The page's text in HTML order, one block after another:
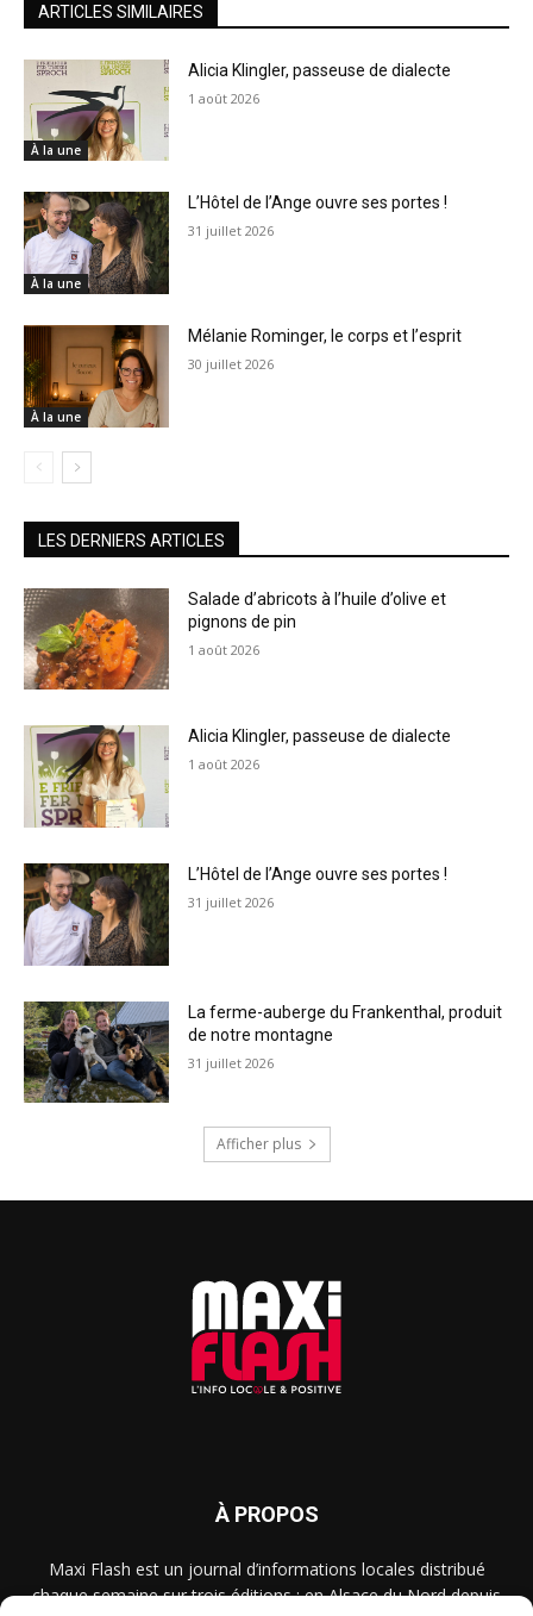
ARTICLES SIMILAIRES
À la une
Alicia Klingler, passeuse de dialecte
1 août 2026
À la une
L’Hôtel de l’Ange ouvre ses portes !
31 juillet 2026
À la une
Mélanie Rominger, le corps et l’esprit
30 juillet 2026
LES DERNIERS ARTICLES
Salade d’abricots à l’huile d’olive et
pignons de pin
1 août 2026
Alicia Klingler, passeuse de dialecte
1 août 2026
L’Hôtel de l’Ange ouvre ses portes !
31 juillet 2026
La ferme-auberge du Frankenthal, produit
de notre montagne
31 juillet 2026
Afficher plus
À PROPOS
Maxi Flash est un journal d’informations locales distribué
chaque semaine sur trois éditions : en Alsace du Nord depuis